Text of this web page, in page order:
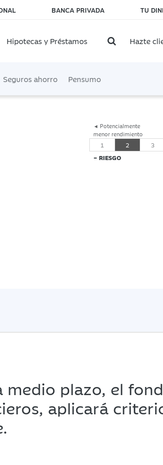
BANCA PRIVADA TU
Hipotecas y Préstamos Hazte
Seguros ahorro Pensumo
◄ Potencialmente
menor rendimiento
− RIESGO
1 2 3
plazo, el
aplicará